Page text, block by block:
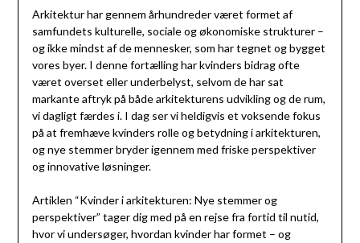
Arkitektur har gennem århundreder været formet af
samfundets kulturelle, sociale og økonomiske strukturer –
og ikke mindst af de mennesker, som har tegnet og bygget
vores byer. I denne fortælling har kvinders bidrag ofte
været overset eller underbelyst, selvom de har sat
markante aftryk på både arkitekturens udvikling og de rum,
vi dagligt færdes i. I dag ser vi heldigvis et voksende fokus
på at fremhæve kvinders rolle og betydning i arkitekturen,
og nye stemmer bryder igennem med friske perspektiver
og innovative løsninger.
Artiklen “Kvinder i arkitekturen: Nye stemmer og
perspektiver” tager dig med på en rejse fra fortid til nutid,
hvor vi undersøger, hvordan kvinder har formet – og